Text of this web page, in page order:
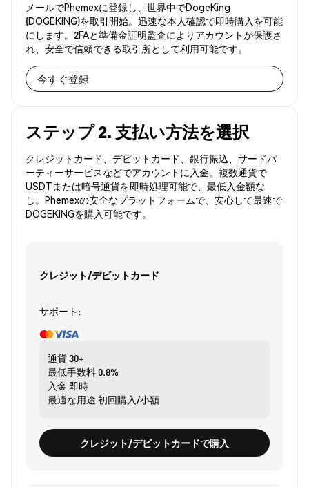
メールでPhemexに登録し、世界中でDogeKing
(DOGEKING)を取引開始。迅速な本人確認で即時購入を可能
にします。2FAと準備金証明監査によりアカウントが保護さ
れ、安全で信頼できる取引所として利用可能です。
今すぐ登録
ステップ 2. 支払い方法を選択
クレジットカード、デビットカード、銀行振込、サードパ
ーティーサービスなどでアカウントに入金。複数通貨で
USDTまたは暗号通貨を即時処理可能で、最低入金額な
し。Phemexの安全なプラットフォームで、安心して最速で
DOGEKINGを購入可能です。
クレジット/デビットカード
サポート:
通貨30+
最低手数料0.8%
入金 即時
最適な用途 初回購入/小額
クレジット/デビットカードで購入